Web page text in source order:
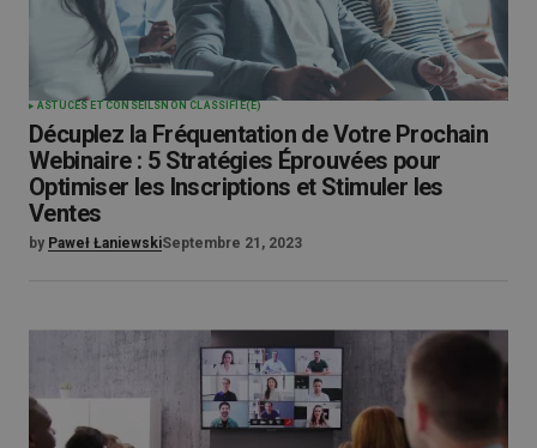
ASTUCES ET CONSEILS NON CLASSIFIÉ(E)
Décuplez la Fréquentation de Votre Prochain
Webinaire : 5 Stratégies Éprouvées pour
Optimiser les Inscriptions et Stimuler les
Ventes
by Paweł ŁaniewskiSeptembre 21, 2023